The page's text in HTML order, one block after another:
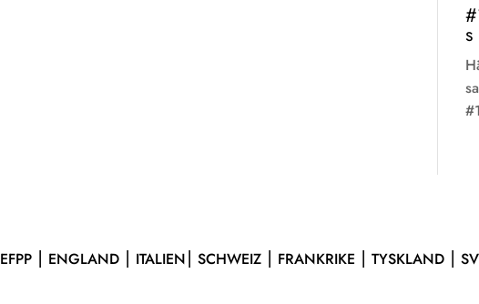
s
EFPP⎮ ENGLAND ⎮ ITALIEN⎮ SCHWEIZ ⎮ FRANKRIKE ⎮ TYSKLAND ⎮